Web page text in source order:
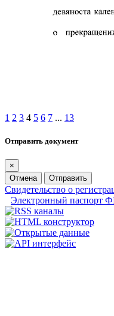
1 2 3 4 5 6 7 ... 13
Отправить документ
×
Отмена
Отправить
Свидетельство о
Электронный паспорт